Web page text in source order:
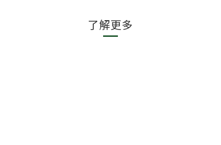
了解更多